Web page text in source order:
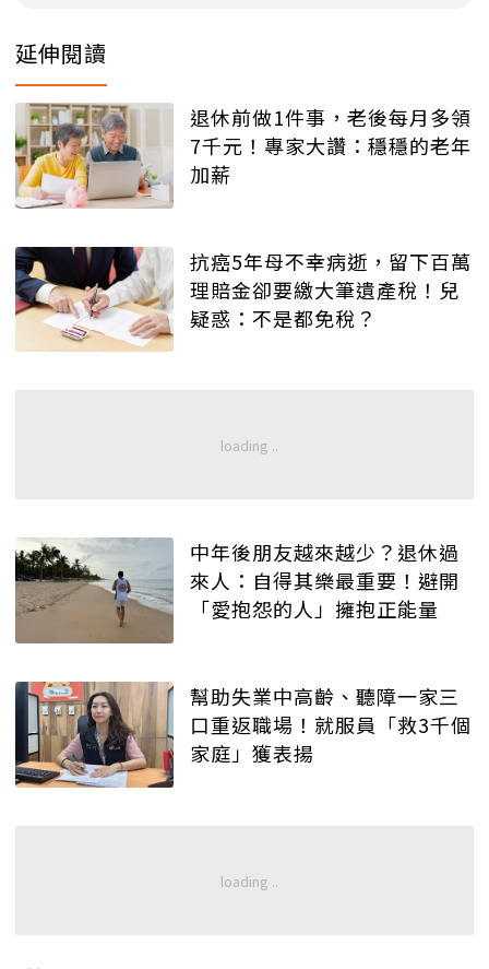
延伸閱讀
退休前做1件事，老後每月多領
7千元！專家大讚：穩穩的老年
加薪
抗癌5年母不幸病逝，留下百萬
理賠金卻要繳大筆遺產稅！兒
疑惑：不是都免稅？
中年後朋友越來越少？退休過
來人：自得其樂最重要！避開
「愛抱怨的人」擁抱正能量
幫助失業中高齡、聽障一家三
口重返職場！就服員「救3千個
家庭」獲表揚